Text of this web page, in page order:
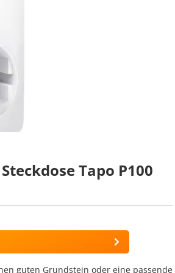
Tapo P100
guten Grundstein oder eine passende